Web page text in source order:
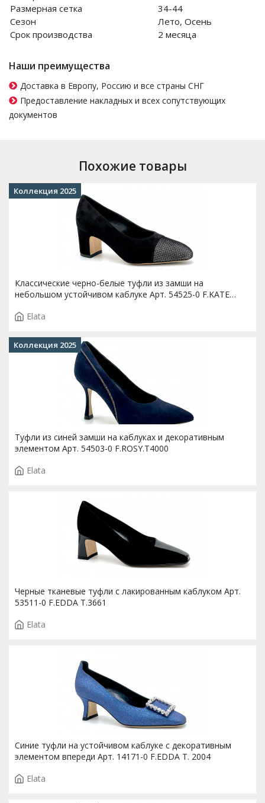
Размерная сетка
34-44
Сезон
Лето, Осень
Срок производства
2 месяца
Наши преимущества
Доставка в Европу, Россию и все страны СНГ
Предоставление накладных и всех сопутствующих
документов
Похожие товары
Классические черно-белые туфли из замши на
небольшом устойчивом каблуке Арт. 54525-0 F.KATE
Elata
Коллекция 2025
Туфли из синей замши на каблуках и декоративным
элементом Арт. 54503-0 F.ROSY.T4000
Elata
Коллекция 2025
Черные тканевые туфли с лакированным каблуком Арт.
53511-0 F.EDDA T.3661
Elata
Синие туфли на устойчивом каблуке с декоративным
элементом впереди Арт. 14171-0 F.EDDA T. 2004
Elata